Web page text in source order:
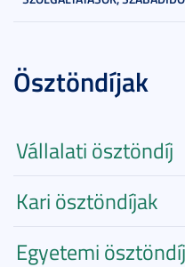
Ösztöndíjak
Vállalati ösztöndíj
Kari ösztöndíjak
Egyetemi